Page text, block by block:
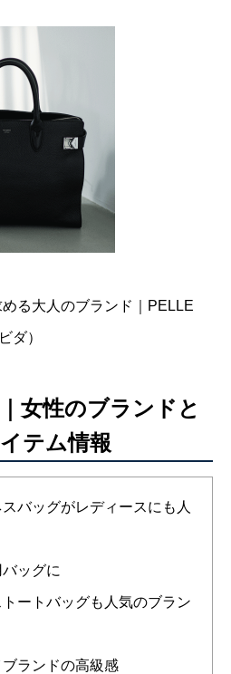
る大人のブランド｜PELLE
ダ）
女性のブランドと
テム情報
バッグがレディースにも人
ッグに
トートバッグも人気のブラン
ブランドの高級感